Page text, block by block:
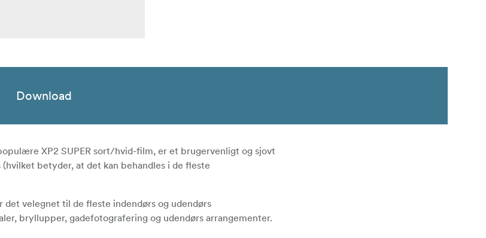
Download
XP2 SUPER sort/hvid-film, er et brugervenligt og sjovt
betyder, at det kan behandles i de fleste
velegnet til de fleste indendørs og udendørs
bryllupper, gadefotografering og udendørs arrangementer.